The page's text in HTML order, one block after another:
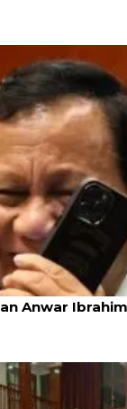
Prabowo
Anwar Ibrahim